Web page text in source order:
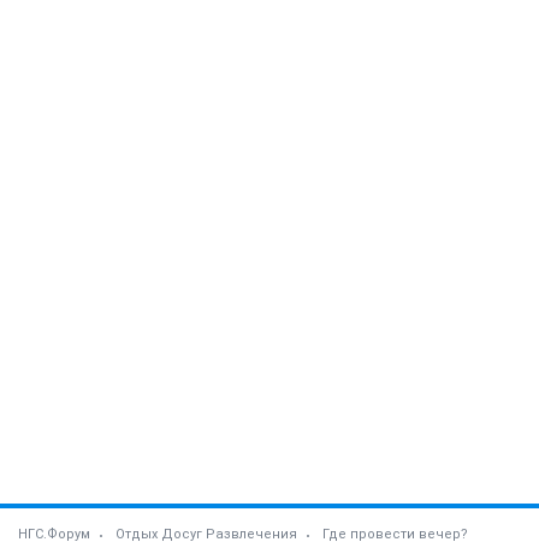
НГС.Форум Отдых Досуг Развлечения Где провести вечер?